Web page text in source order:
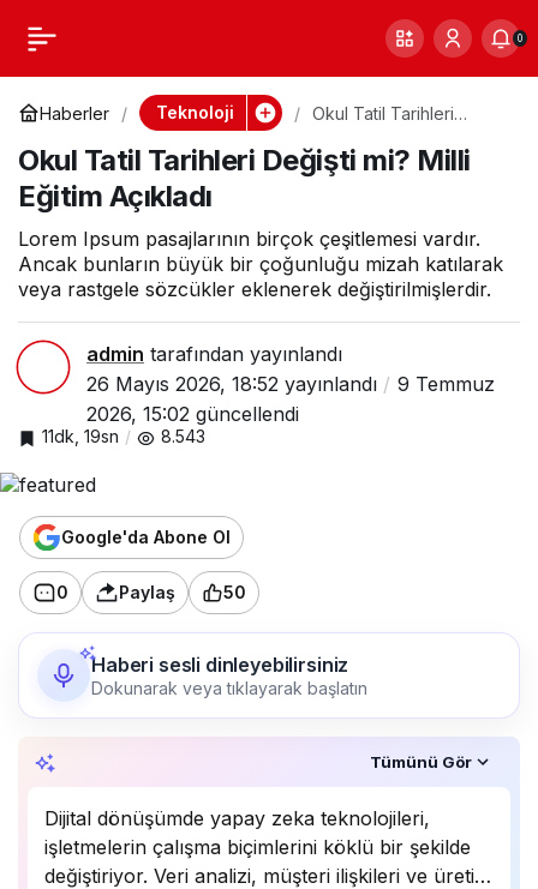
0
Haberler Teknoloji
Okul Tatil Tarihleri
Açıkladı
Okul Tatil Tarihleri Değişti mi? Milli
Eğitim Açıkladı
Lorem Ipsum pasajlarının birçok çeşitlemesi vardır.
Ancak bunların büyük bir çoğunluğu mizah katılarak
veya rastgele sözcükler eklenerek değiştirilmişlerdir.
admin tarafından yayınlandı
26 Mayıs 2026, 18:52 yayınlandı
9 Temmuz
2026, 15:02 güncellendi
11dk, 19sn 8.543
Google'da Abone Ol
0 Paylaş 50
Haberi sesli dinleyebilirsiniz
Dokunarak veya tıklayarak başlatın
Tümünü Gör
Dijital dönüşümde yapay zeka teknolojileri,
işletmelerin çalışma biçimlerini köklü bir şekilde
değiştiriyor. Veri analizi, müşteri ilişkileri ve üretim
Okul Tatil Tarihleri
Değişti mi? Milli
Eğitim Açıkladı
0 Paylaş